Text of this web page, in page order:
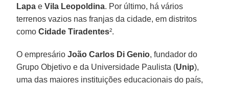
Lapa eVila Leopoldina. Por último, há vários
terrenos vazios nas franjas da cidade, em distritos
comoCidade Tiradentes².
O empresárioJoão Carlos Di Genio, fundador do
Grupo Objetivo e da Universidade Paulista (Unip),
uma das maiores instituições educacionais do país,